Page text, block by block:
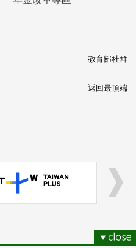
教育部社群
返回最頂端